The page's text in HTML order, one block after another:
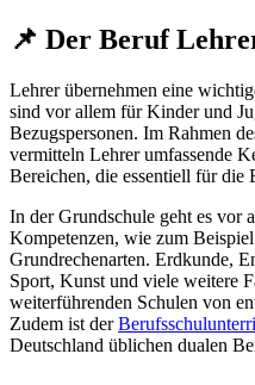
📌 Der Beruf
Lehrer übernehmen eine
sind vor allem für Kinder und
Bezugspersonen. Im Rahmen
vermitteln Lehrer umfassende
Bereichen, die essentiell für die
In der Grundschule geht es vor
Kompetenzen, wie zum
Grundrechenarten. Erdkunde,
Sport, Kunst und viele weitere
weiterführenden Schulen von
Zudem ist der
Deutschland üblichen dualen